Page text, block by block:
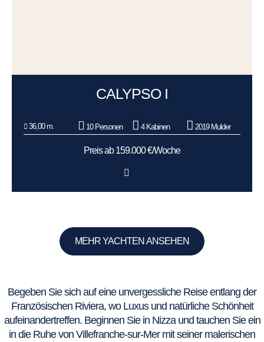
CALYPSO I
36,00 m. 10 Personen 4 Kabinen 2019 Mulder
Preis ab 159.000 €/Woche
MEHR YACHTEN ANSEHEN
Begeben Sie sich auf eine unvergessliche Reise entlang der
Französischen Riviera, wo Luxus und natürliche Schönheit
aufeinandertreffen. Beginnen Sie in Nizza und tauchen Sie ein
in die Ruhe von Villefranche-sur-Mer mit seiner malerischen